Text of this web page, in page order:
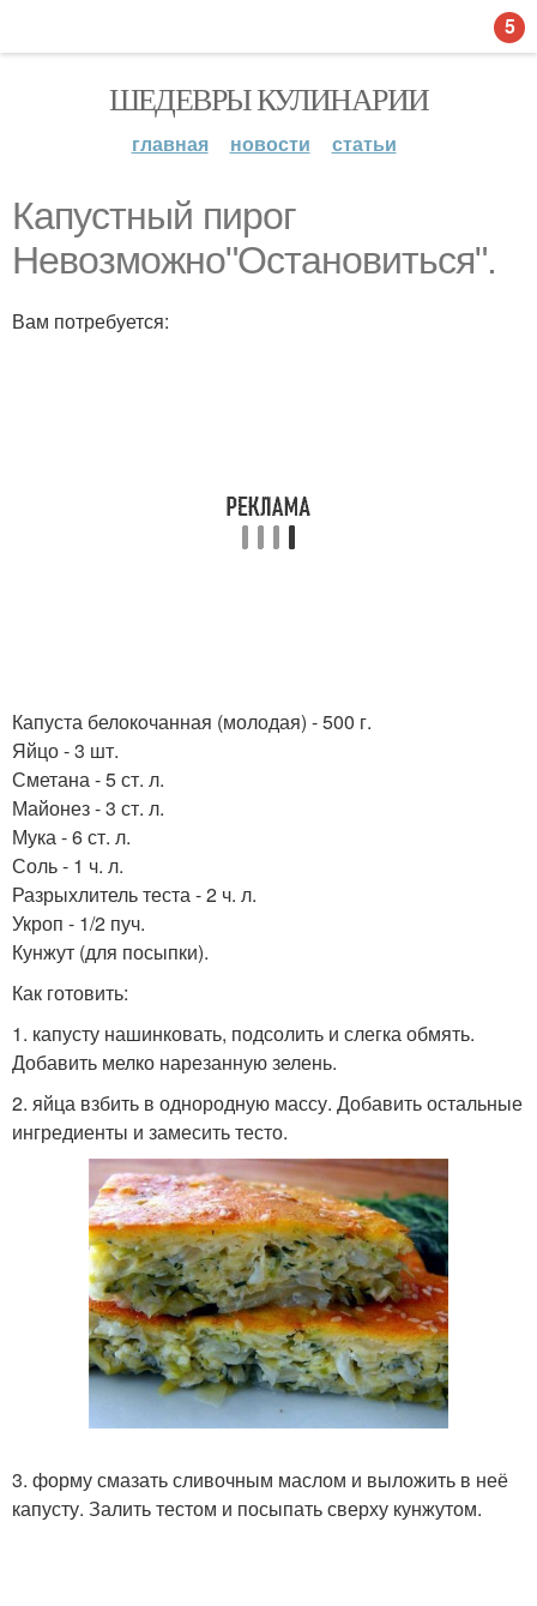
ШЕДЕВРЫ КУЛИНАРИИ
главная новости статьи
Капустный пирог
Невозможно"Остановиться".
Вам потребуется:
Капуста белокoчанная (молодая) - 500 г.
Яйцо - 3 шт.
Сметана - 5 ст. л.
Майонез - 3 ст. л.
Мука - 6 ст. л.
Соль - 1 ч. л.
Разрыхлитель теста - 2 ч. л.
Укроп - 1/2 пуч.
Кунжут (для посыпки).
Как готовить:
1. капусту нашинковать, подсолить и слегка обмять.
Добавить мелко нарезанную зелень.
2. яйца взбить в однородную массу. Добавить остальные
ингредиенты и замесить тесто.
3. форму смазать сливочным маслом и выложить в неё
капусту. Залить тестом и посыпать сверху кунжутом.
5